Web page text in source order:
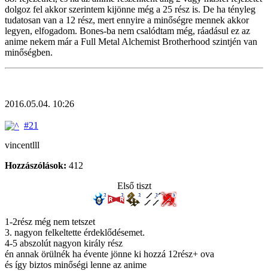
dolgoz fel akkor szerintem kijönne még a 25 rész is. De ha tényleg
tudatosan van a 12 rész, mert ennyire a minőségre mennek akkor
legyen, elfogadom. Bones-ba nem csalódtam még, ráadásul ez az
anime nekem már a Full Metal Alchemist Brotherhood szintjén van
minőségben.
2016.05.04. 10:26
#21
vincentlll
Hozzászólások: 412
Első tiszt
1-2rész még nem tetszet
3. nagyon felkeltette érdeklődésemet.
4-5 abszolút nagyon király rész
én annak örülnék ha évente jönne ki hozzá 12rész+ ova
és így biztos minőségi lenne az anime